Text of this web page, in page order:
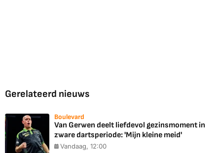
Gerelateerd nieuws
Boulevard
Van Gerwen deelt liefdevol gezinsmoment in
zware dartsperiode: 'Mijn kleine meid'
Vandaag, 12:00